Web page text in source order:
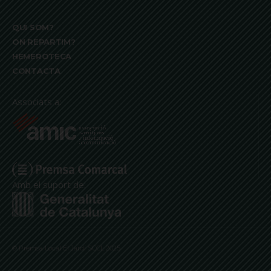
QUI SOM?
ON REPARTIM?
HEMEROTECA
CONTACTA
Associats a:
Amb el suport de:
© Premsa Local El Jardí SCCL 2025